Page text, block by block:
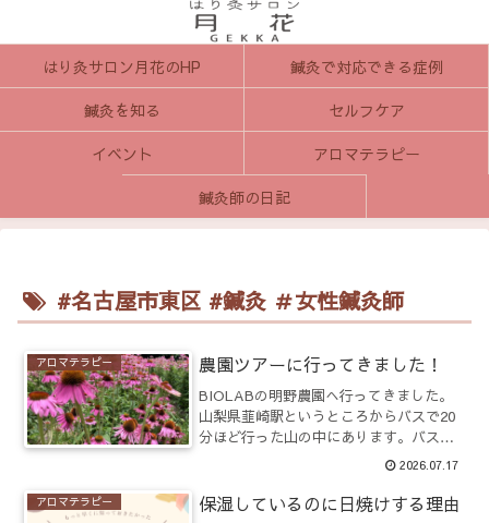
はり灸サロン月花のHP
鍼灸で対応できる症例
鍼灸を知る
セルフケア
イベント
アロマテラピー
鍼灸師の日記
#名古屋市東区 #鍼灸 ＃女性鍼灸師
アロマテラピー 農園ツアーに行ってきました！
BIOLABの明野農園へ行ってきました。
山梨県韮崎駅というところからバスで20
分ほど行った山の中にあります。バスに
乗っていたのは私たち農園ツアーの人た
日までの雨が嘘のような天気に恵まれて
2026.07.17
アロマテラピー 保湿しているのに日焼けする理由